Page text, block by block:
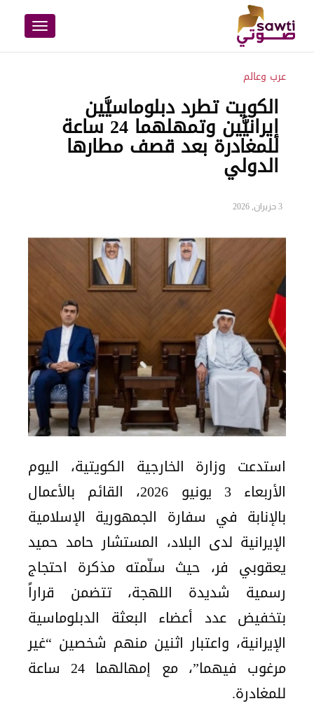
Toggle
navigation
عرب وعالم
الكويت تطرد دبلوماسيَّين
إيرانيَّين وتمهلهما 24 ساعة
للمغادرة بعد قصف مطارها
الدولي
3 حزيران, 2026
استدعت وزارة الخارجية الكويتية، اليوم
الأربعاء 3 يونيو 2026، القائم بالأعمال
بالإنابة في سفارة الجمهورية الإسلامية
الإيرانية لدى البلاد، المستشار حامد حميد
يعقوبي فر، حيث سلّمته مذكرة احتجاج
رسمية شديدة اللهجة، تتضمن قراراً
بتخفيض عدد أعضاء البعثة الدبلوماسية
الإيرانية، واعتبار اثنين منهم شخصين “غير
مرغوب فيهما”، مع إمهالهما 24 ساعة
للمغادرة.